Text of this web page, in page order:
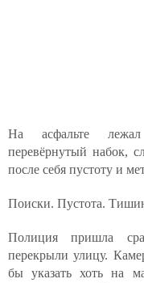
На асфальте
перевёрнутый набок,
после себя пустоту и
Поиски. Пустота.
Полиция пришла
перекрыли улицу.
бы указать хоть на